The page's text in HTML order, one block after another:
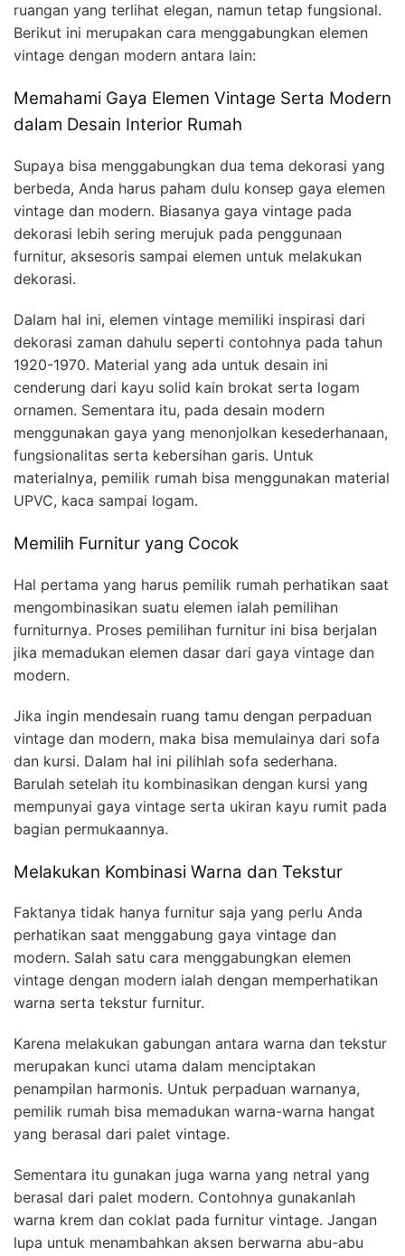
ruangan yang terlihat elegan, namun tetap fungsional.
Berikut ini merupakan cara menggabungkan elemen
vintage dengan modern antara lain:
Memahami Gaya Elemen Vintage Serta Modern
dalam Desain Interior Rumah
Supaya bisa menggabungkan dua tema dekorasi yang
berbeda, Anda harus paham dulu konsep gaya elemen
vintage dan modern. Biasanya gaya vintage pada
dekorasi lebih sering merujuk pada penggunaan
furnitur, aksesoris sampai elemen untuk melakukan
dekorasi.
Dalam hal ini, elemen vintage memiliki inspirasi dari
dekorasi zaman dahulu seperti contohnya pada tahun
1920-1970. Material yang ada untuk desain ini
cenderung dari kayu solid kain brokat serta logam
ornamen. Sementara itu, pada desain modern
menggunakan gaya yang menonjolkan kesederhanaan,
fungsionalitas serta kebersihan garis. Untuk
materialnya, pemilik rumah bisa menggunakan material
UPVC, kaca sampai logam.
Memilih Furnitur yang Cocok
Hal pertama yang harus pemilik rumah perhatikan saat
mengombinasikan suatu elemen ialah pemilihan
furniturnya. Proses pemilihan furnitur ini bisa berjalan
jika memadukan elemen dasar dari gaya vintage dan
modern.
Jika ingin mendesain ruang tamu dengan perpaduan
vintage dan modern, maka bisa memulainya dari sofa
dan kursi. Dalam hal ini pilihlah sofa sederhana.
Barulah setelah itu kombinasikan dengan kursi yang
mempunyai gaya vintage serta ukiran kayu rumit pada
bagian permukaannya.
Melakukan Kombinasi Warna dan Tekstur
Faktanya tidak hanya furnitur saja yang perlu Anda
perhatikan saat menggabung gaya vintage dan
modern. Salah satu cara menggabungkan elemen
vintage dengan modern ialah dengan memperhatikan
warna serta tekstur furnitur.
Karena melakukan gabungan antara warna dan tekstur
merupakan kunci utama dalam menciptakan
penampilan harmonis. Untuk perpaduan warnanya,
pemilik rumah bisa memadukan warna-warna hangat
yang berasal dari palet vintage.
Sementara itu gunakan juga warna yang netral yang
berasal dari palet modern. Contohnya gunakanlah
warna krem dan coklat pada furnitur vintage. Jangan
lupa untuk menambahkan aksen berwarna abu-abu